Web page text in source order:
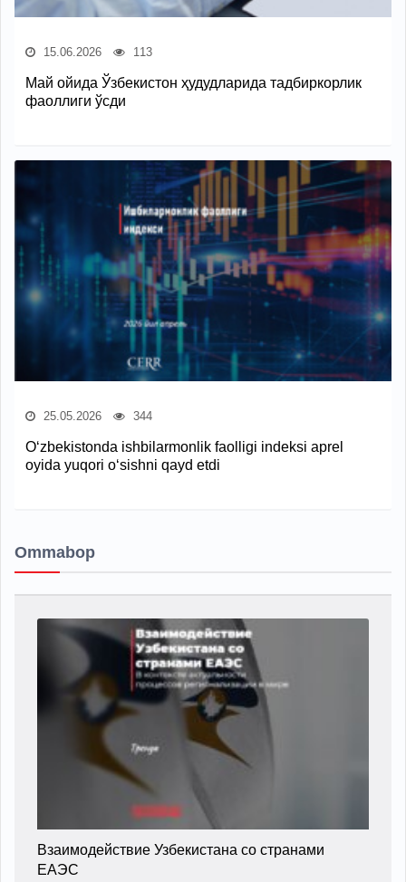
15.06.2026 113
Май ойида Ўзбекистон ҳудудларида тадбиркорлик
фаоллиги ўсди
25.05.2026 344
O‘zbekistonda ishbilarmonlik faolligi indeksi aprel
oyida yuqori o‘sishni qayd etdi
Ommabop
Взаимодействие Узбекистана со странами
ЕАЭС